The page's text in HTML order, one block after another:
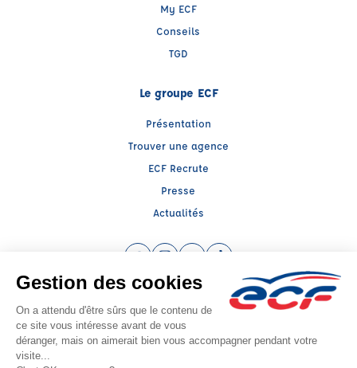
My ECF
Conseils
TGD
Le groupe ECF
Présentation
Trouver une agence
ECF Recrute
Presse
Actualités
Facebook (nouvelle fenêtre)
Instagram (nouvelle fenêtre)
YouTube (nouvelle fenêtre)
TikTok (nouvelle fenêtre)
Raison sociale : SUD PREVENTION SECURITE GRAND PUBLIC - Capital social:
5000€
SIREN: 814514188 - Numéro de TVA intracommunautaire: FR 27 510867286
Agrément n°E1308400080